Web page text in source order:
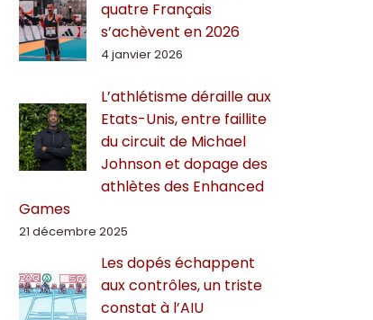
quatre Français
s’achèvent en 2026
4 janvier 2026
L’athlétisme déraille aux
Etats-Unis, entre faillite
du circuit de Michael
Johnson et dopage des
athlètes des Enhanced
Games
21 décembre 2025
Les dopés échappent
aux contrôles, un triste
constat à l’AIU